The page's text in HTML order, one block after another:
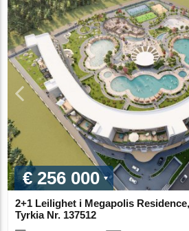
€ 256 000
2+1 Leilighet i Megapolis
Tyrkia Nr. 137512